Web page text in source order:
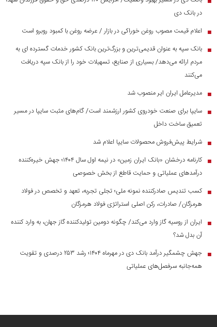
در بانک دی
■ اعلام قیمت مصوب روغن خوراکی در بازار / عرضه روغن با کمبود روبرو است
■ بانک سپه به عنوان قدیمی‌ترین و بزرگ‌ترین بانک کشور خدمات گسترده ای به
مردم ارائه می‌دهد/ بسیاری از صنایع، تسهیلات خود را از بانک سپه دریافت
می‌کنند
■ مدیرعامل ایران ایر منصوب شد
■ سایپا برای صنعت خودروی کشور ارزشمند است/ گام‌های مثبت سایپا در مسیر
تعمیق ساخت داخل
■ شرایط پیش‌فروش محصولات سایپا اعلام شد
■
کارنامه درخشان «بانک ایران زمین» در نیمه اول سال ۱۴۰۴؛ جهش خیره‌کننده
درآمد‌های عملیاتی و حمایت قاطع از بخش خصوصی
■ کسب تندیس صادرکننده نمونه ملی؛ تجلی تجربه، تعهد و تخصص در فولاد
هرمزگان/ صادرات، رکن اصلی استراتژی فولاد هرمزگان
■
ایران از روسیه گاز وارد می‌کند/ چگونه دومین تولیدکننده گاز جهان، به وارد کننده
آن بدل شد؟
■
جهش چشمگیر درآمد بانک دی در مهرماه ۱۴۰۴؛ رشد ۲۵۳ درصدی و تقویت
همه‌جانبه سرفصل‌های عملیاتی